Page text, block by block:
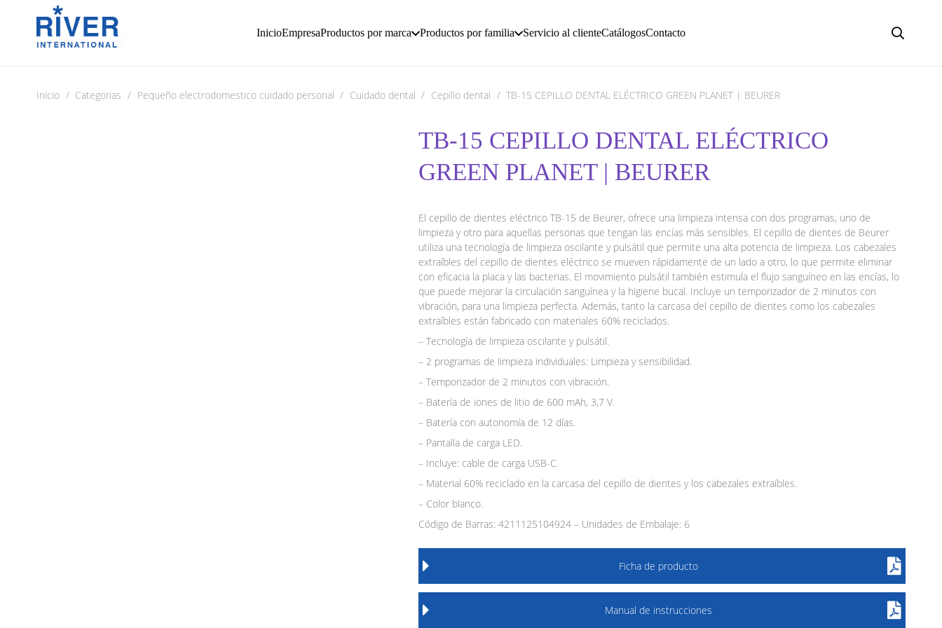
InicioEmpresaProductos por marca Productos por familia Servicio al clienteCatálogosContacto
Inicio / Categorias / Pequeño electrodomestico cuidado personal / Cuidado dental / Cepillo dental / TB-15 CEPILLO DENTAL ELÉCTRICO GREEN PLANET | BEURER
TB-15 CEPILLO DENTAL ELÉCTRICO
GREEN PLANET | BEURER
El cepillo de dientes eléctrico TB-15 de Beurer, ofrece una limpieza intensa con dos programas, uno de
limpieza y otro para aquellas personas que tengan las encías más sensibles. El cepillo de dientes de Beurer
utiliza una tecnología de limpieza oscilante y pulsátil que permite una alta potencia de limpieza. Los cabezales
extraíbles del cepillo de dientes eléctrico se mueven rápidamente de un lado a otro, lo que permite eliminar
con eficacia la placa y las bacterias. El movimiento pulsátil también estimula el flujo sanguíneo en las encías, lo
que puede mejorar la circulación sanguínea y la higiene bucal. Incluye un temporizador de 2 minutos con
vibración, para una limpieza perfecta. Además, tanto la carcasa del cepillo de dientes como los cabezales
extraíbles están fabricado con materiales 60% reciclados.
– Tecnología de limpieza oscilante y pulsátil.
– 2 programas de limpieza individuales: Limpieza y sensibilidad.
– Temporizador de 2 minutos con vibración.
– Batería de iones de litio de 600 mAh, 3,7 V.
– Batería con autonomía de 12 días.
– Pantalla de carga LED.
– Incluye: cable de carga USB-C.
– Material 60% reciclado en la carcasa del cepillo de dientes y los cabezales extraíbles.
– Color blanco.
Código de Barras: 4211125104924 – Unidades de Embalaje: 6
Ficha de producto
Manual de instrucciones